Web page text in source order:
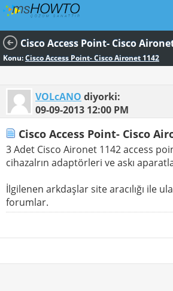
Cisco Access Point- Cisco
Konu:Cisco Access Point- Cisco Aironet 1142
VOLcANO diyorki:
09-09-2013 12:00 PM
Cisco Access Point- Cisco
3 Adet Cisco Aironet 1142 access
cihazalrın adaptörleri ve askı
İlgilenen arkdaşlar site aracılığı ile
forumlar.